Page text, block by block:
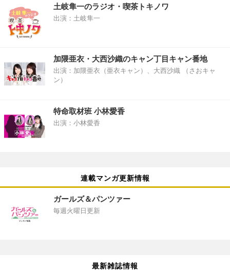
土岐隼一のラジオ・喫茶トキノワ
出演：土岐隼一
加隈亜衣・大西沙織のキャン丁目キャン番地
出演：加隈亜衣（亜衣キャン）、大西沙織 （さおキャ
ン）
特命取材班 小林愛香
出演：小林愛香
連載マンガ更新情報
ガールズ＆パンツァー
毎週火曜日更新
最新雑誌情報